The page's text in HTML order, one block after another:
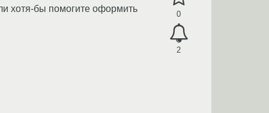
0
2
хотя-бы помогите оформить